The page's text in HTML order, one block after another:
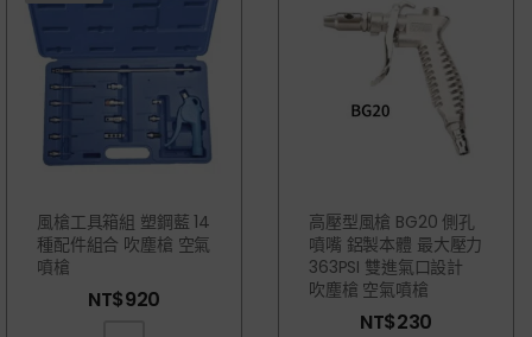
風槍工具箱組 塑鋼藍 14
種配件組合 吹塵槍 空氣
噴槍
NT$920
高壓型風槍 BG20 側孔
噴嘴 鋁製本體 最大壓力
363PSI 雙進氣口設計
吹塵槍 空氣噴槍
NT$230